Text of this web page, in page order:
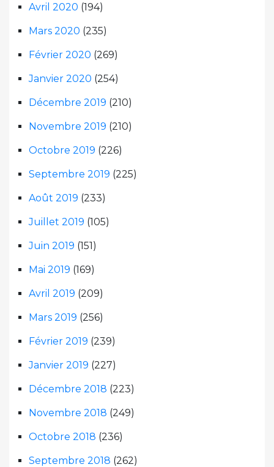
Avril 2020 (194)
Mars 2020 (235)
Février 2020 (269)
Janvier 2020 (254)
Décembre 2019 (210)
Novembre 2019 (210)
Octobre 2019 (226)
Septembre 2019 (225)
Août 2019 (233)
Juillet 2019 (105)
Juin 2019 (151)
Mai 2019 (169)
Avril 2019 (209)
Mars 2019 (256)
Février 2019 (239)
Janvier 2019 (227)
Décembre 2018 (223)
Novembre 2018 (249)
Octobre 2018 (236)
Septembre 2018 (262)